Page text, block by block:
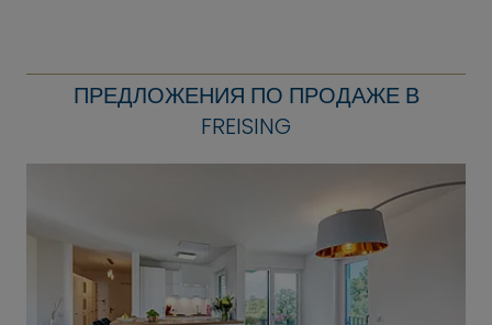
ПРЕДЛОЖЕНИЯ ПО ПРОДАЖЕ В
FREISING